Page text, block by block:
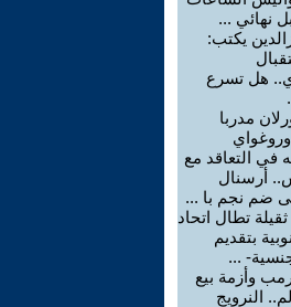
نهائي ...
يكتب:
هل تسرع
مدربا
في التعاقد مع
أرسنال
ضم نجم با ...
تطال اتحاد
بتقديم
...
وأزمة بيع
النرويج